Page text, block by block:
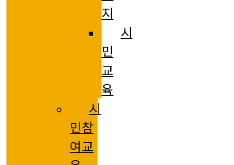
지
시
민
교
육
시
민참
여교